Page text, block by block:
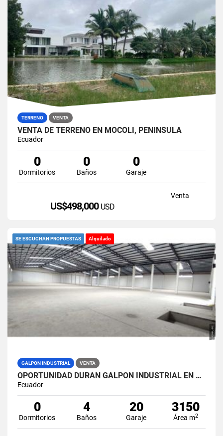
TERRENO VENTA
VENTA DE TERRENO EN MOCOLI, PENÍNSULA
Ecuador
0
Dormitorios
0
Baños
0
Garaje
Venta
US$498,000 USD
SE ESCUCHAN PROPUESTAS Alquilado
GALPON INDUSTRIAL VENTA
OPORTUNIDAD DURAN GALPON INDUSTRIAL EN VENTA LAS BRISAS
Ecuador
0
Dormitorios
4
Baños
20
Garaje
3150
Área m2